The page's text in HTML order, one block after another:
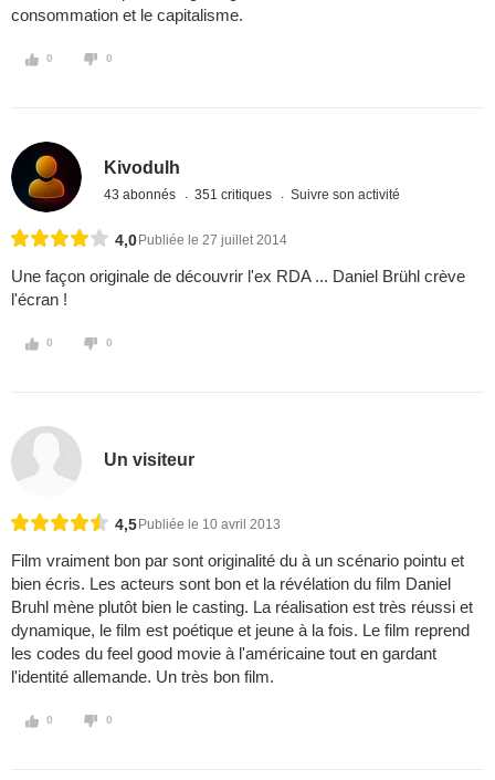
consommation et le capitalisme.
0 0
Kivodulh
43 abonnés 351 critiques Suivre son activité
4,0 Publiée le 27 juillet 2014
Une façon originale de découvrir l'ex RDA ... Daniel Brühl crève
l'écran !
0 0
Un visiteur
4,5 Publiée le 10 avril 2013
Film vraiment bon par sont originalité du à un scénario pointu et
bien écris. Les acteurs sont bon et la révélation du film Daniel
Bruhl mène plutôt bien le casting. La réalisation est très réussi et
dynamique, le film est poétique et jeune à la fois. Le film reprend
les codes du feel good movie à l'américaine tout en gardant
l'identité allemande. Un très bon film.
0 0